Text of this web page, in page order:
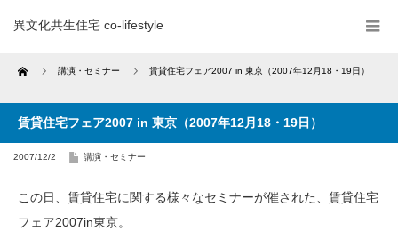
異文化共生住宅 co-lifestyle
Home 講演・セミナー 賃貸住宅フェア2007 in 東京（2007年12月18・19日）
賃貸住宅フェア2007 in 東京（2007年12月18・19日）
2007/12/2 講演・セミナー
この日、賃貸住宅に関する様々なセミナーが催された、賃貸住宅
フェア2007in東京。